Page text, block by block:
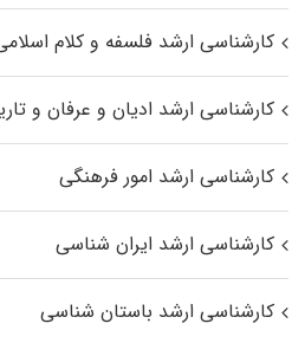
کارشناسی ارشد فلسفه و کلام
کارشناسی ارشد ادیان و عرفان و
کارشناسی ارشد امور فرهنگی
کارشناسی ارشد ایران شناسی
کارشناسی ارشد باستان شناسی